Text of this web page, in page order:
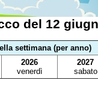
del 12
settimana (per anno)
2026
venerdì
2027
sabato